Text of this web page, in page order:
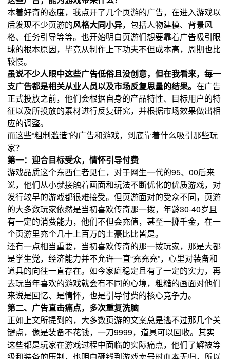
本着好奇的态度，我点开了几个页游的广告，在进入游戏以
后发现不少页游的风格大同小异，包括人物建模、背景风
格、任务引导等等。也开始明白页游们想要靠着广告吸引眼
球的根本原因，毕竟从制作上下功夫不但成本高，周期也比
较慢。
虽说不少人眼中这些广告低俗且没创意，但在我看来，每一
支广告都是相关从业人员以及市场反复思量的结果。在广告
正式投放之前，他们会根据自身的产品特性、目标用户的特
征以及所投放的素材进行反复研究，并根据市场效果做出相
应的调整。
而这些“粗制滥造”的广告和游戏，到底靠着什么吸引那些玩
家？
第一：迎合目标受众，情怀引导付费
游戏品质这个东西仁者见仁，对于网生一代的95、00后来
说，他们从小就接触着画面和玩法不断优化的优质游戏，对
发行较早的游戏都很难接受。但页游面对的受众不同，页游
的大多数玩家依然是当初喜欢传奇那一拨，年龄30-40岁且
有一定的消费能力，他们不但会充值，甚至一掷千金，在一
个页游里充个几十上百万的土豪比比皆是。
还有一点相当重要，当初喜欢传奇的那一拨玩家，那是大都
是学生党，经济能力并不允许一直“充充充”，心里对装备和
道具的向往一直存在。如今家庭稳定且有了一定的实力，再
去玩当年喜欢的游戏就会有不同的心境，粗糙的画面对他们
来说是回忆、是情怀，也是引导付费的核心竞争力。
第二、广告直击痛点，多次重复洗脑
正如上文所提到的，大多数页游的文案总是逃不过那几个关
键点，像是装备不花钱，一刀9999，道具可以回收。其实
这些都是玩家在游戏过程中面临的实际痛点，他们了解被等